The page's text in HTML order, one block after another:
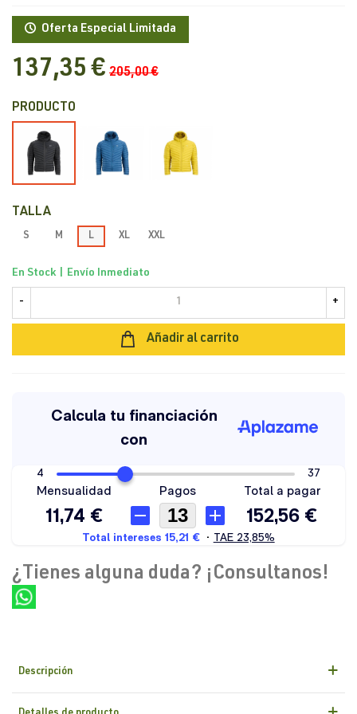
Oferta Especial Limitada
137,35 € 205,00 €
PRODUCTO
Negro Amarillo
TALLA
S M L XL XXL
En Stock | Envío Inmediato
- +
Añadir al carrito
¿Tienes alguna duda? ¡Consultanos!
Descripción